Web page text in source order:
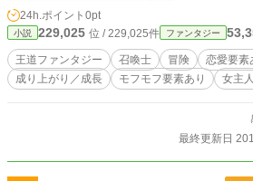
24h.ポイント 0pt
小説 229,025 位 / 229,025件 ファンタジー
王道ファンタジー 召喚士 冒険 恋愛要素
成り上がり／成長
モフモフ要素あり 女主
最終更新日